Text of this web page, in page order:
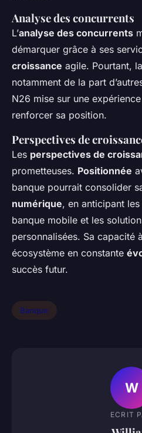
Analyse des concurrents
L’analyse des concurrents
démarquer grâce à ses
croissance agile. Pourtant,
notamment de la part
N26 mise sur une
renforcer sa position.
Perspectives de
Les perspectives de
prometteuses. Positionnée
banque pourrait consolider
numérique, en anticipant
banque mobile et les
personnalisées. Sa capacité
écosystème en constante
succès futur.
Banque
W
ECRIT